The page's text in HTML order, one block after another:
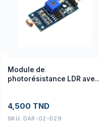
Module de
photorésistance LDR avec
4,500 TND
SKU: DAR-02-D29